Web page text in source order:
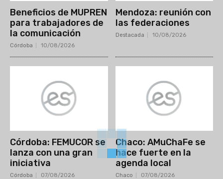
Beneficios de MUPREN
para trabajadores de
la comunicación
Córdoba 10/08/2026
Mendoza: reunión con
las federaciones
Destacada 10/08/2026
Córdoba: FEMUCOR se
lanza con una gran
iniciativa
Córdoba 07/08/2026
Chaco: AMuChaFe se
hace fuerte en la
agenda local
Chaco 07/08/2026